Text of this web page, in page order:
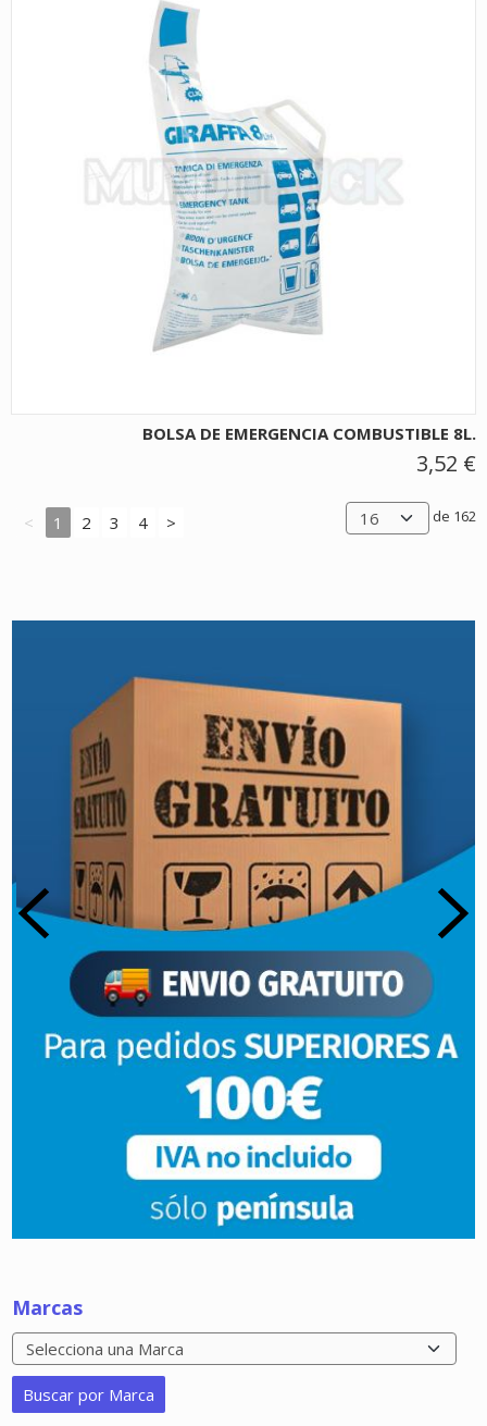
Marcas
BOLSA DE EMERGENCIA COMBUSTIBLE 8L.
3,52 €
< 1 2 3 4 > de 162